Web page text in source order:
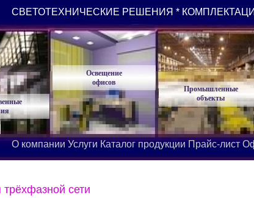
сети
СВЕТОТЕХНИЧЕСКИЕ РЕШЕНИЯ *
Освещение
офисов
Промышленные
объекты
О компании Услуги Каталог продукции Прайс-лист